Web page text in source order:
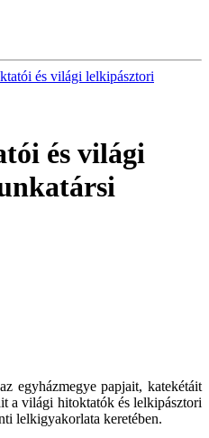
és világi lelkipásztori
és világi
egyházmegye papjait, katekétáit
a világi hitoktatók és lelkipásztori
lelkigyakorlata keretében.